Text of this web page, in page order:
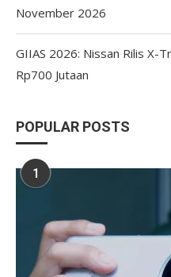
November 2026
GIIAS 2026: Nissan Rilis X-
Rp700 Jutaan
POPULAR POSTS
1